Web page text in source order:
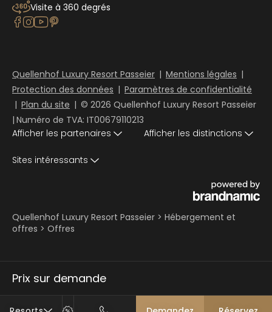
Prix sur demande
Visite à 360 degrés
Quellenhof Luxury Resort Passeier | Mentions légales |
Protection des données | Paramètres de confidentialité
| Plan du site | © 2026 Quellenhof Luxury Resort Passeier
| Numéro de TVA: IT00679110213
Afficher les partenaires
Afficher les distinctions
Sites intéressants
Quellenhof Luxury Resort Passeier > Hébergement et
offres > Offres